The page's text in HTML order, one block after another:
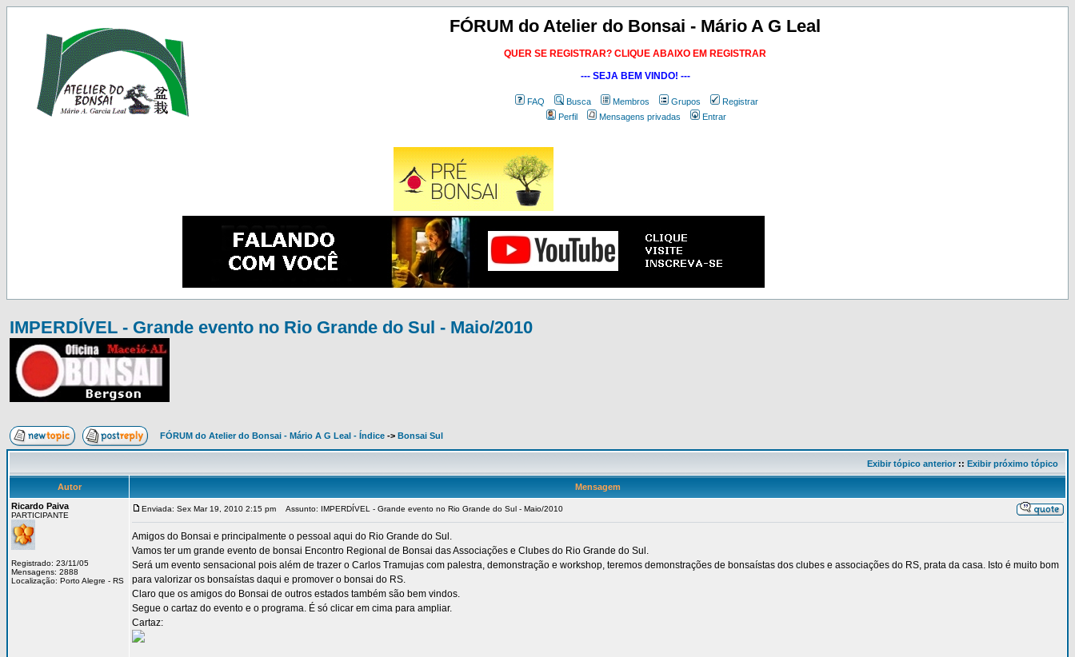
FÓRUM do Atelier do Bonsai - Mário A G Leal
QUER SE REGISTRAR? CLIQUE ABAIXO EM REGISTRAR
--- SEJA BEM VINDO! ---
FAQ Busca Membros Grupos
Registrar
Perfil
Mensagens privadas Entrar
IMPERDÍVEL - Grande evento no Rio Grande do Sul - Maio/2010
FÓRUM do Atelier do Bonsai - Mário A G Leal - Índice -> Bonsai Sul
Exibir tópico anterior:: Exibir próximo tópico
Autor
Mensagem
Ricardo Paiva
PARTICIPANTE
Registrado: 23/11/05
Mensagens: 2888
Localização: Porto Alegre - RS
Enviada: Sex Mar 19, 2010 2:15 pm Assunto: IMPERDÍVEL - Grande evento no Rio Grande do Sul - Maio/2010
Amigos do Bonsai e principalmente o pessoal aqui do Rio Grande do Sul.
Vamos ter um grande evento de bonsai Encontro Regional de Bonsai das Associações e Clubes do Rio Grande do Sul.
Será um evento sensacional pois além de trazer o Carlos Tramujas com palestra, demonstração e workshop, teremos demonstrações de bonsaístas dos clubes e associações do RS, prata da casa. Isto é muito bom
para valorizar os bonsaístas daqui e promover o bonsai do RS.
Claro que os amigos do Bonsai de outros estados também são bem vindos.
Segue o cartaz do evento e o programa. É só clicar em cima para ampliar.
Cartaz: